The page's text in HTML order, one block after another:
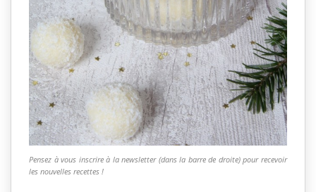
Pensez à vous inscrire à la newsletter (dans la barre de droite) pour recevoir
les nouvelles recettes !